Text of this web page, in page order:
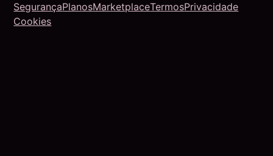
SegurançaPlanosMarketplaceTermosPrivacidade
Cookies